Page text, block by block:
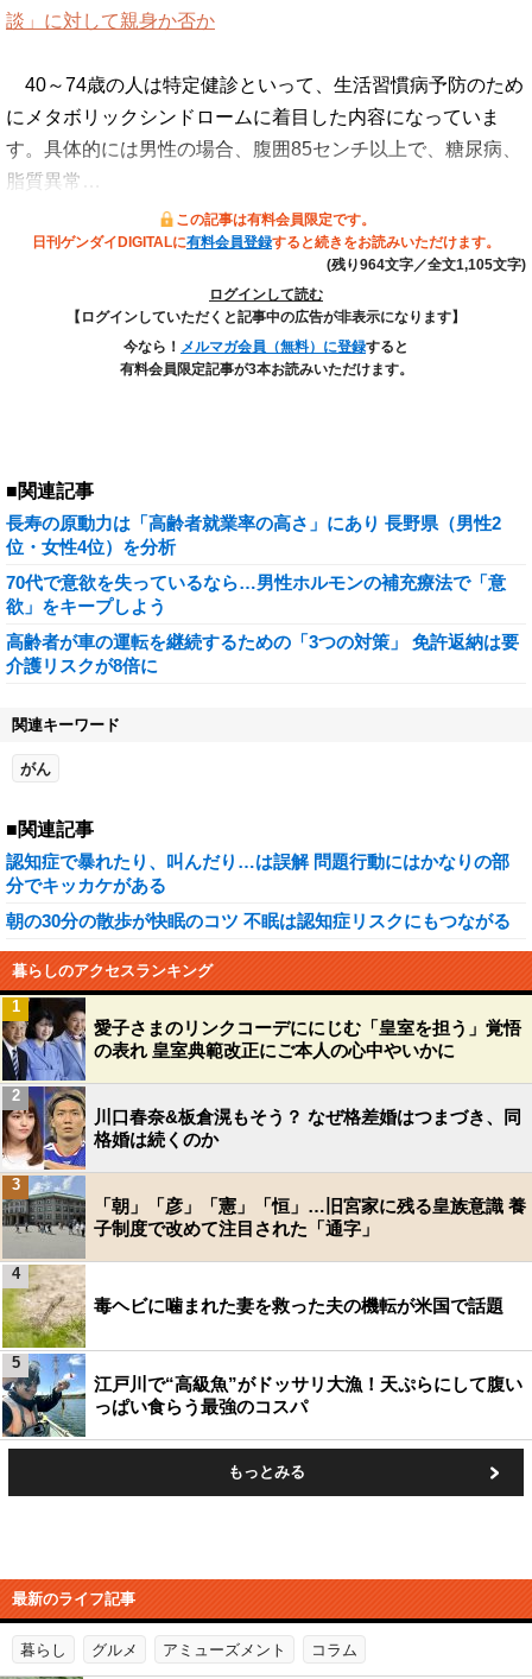
談」に対して親身か否か
40～74歳の人は特定健診といって、生活習慣病予防のため
にメタボリックシンドロームに着目した内容になっていま
す。具体的には男性の場合、腹囲85センチ以上で、糖尿病、
脂質異常…
この記事は有料会員限定です。
日刊ゲンダイDIGITALに有料会員登録すると続きをお読みいただけます。
(残り964文字／全文1,105文字)
ログインして読む
【ログインしていただくと記事中の広告が非表示になります】
今なら！ メルマガ会員（無料）に登録すると
有料会員限定記事が3本お読みいただけます。
■関連記事
長寿の原動力は「高齢者就業率の高さ」にあり 長野県（男性2
位・女性4位）を分析
70代で意欲を失っているなら…男性ホルモンの補充療法で「意
欲」をキープしよう
高齢者が車の運転を継続するための「3つの対策」 免許返納は要
介護リスクが8倍に
関連キーワード
がん
■関連記事
認知症で暴れたり、叫んだり…は誤解 問題行動にはかなりの部
分でキッカケがある
朝の30分の散歩が快眠のコツ 不眠は認知症リスクにもつながる
暮らしのアクセスランキング
愛子さまのリンクコーデににじむ「皇室を担う」覚悟
の表れ 皇室典範改正にご本人の心中やいかに
1
川口春奈&板倉滉もそう？ なぜ格差婚はつまづき、同
格婚は続くのか
2
「朝」「彦」「憲」「恒」…旧宮家に残る皇族意識 養
子制度で改めて注目された「通字」
3
毒ヘビに噛まれた妻を救った夫の機転が米国で話題
4
江戸川で“高級魚”がドッサリ大漁！天ぷらにして腹い
っぱい食らう最強のコスパ
5
もっとみる
最新のライフ記事
暮らし グルメ アミューズメント コラム